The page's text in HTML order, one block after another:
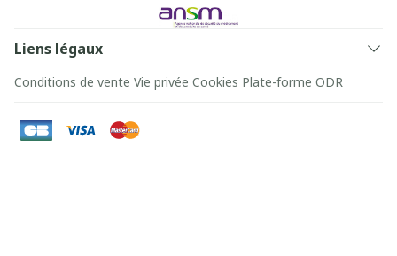
Liens légaux
Conditions de vente Vie privée Cookies Plate-forme ODR